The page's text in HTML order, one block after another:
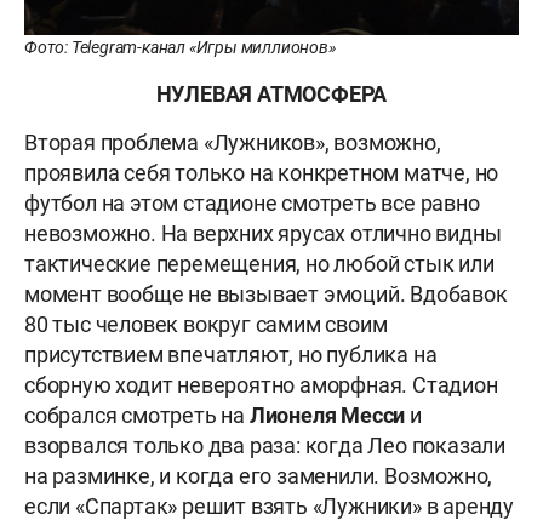
Фото: Telegram-канал «Игры миллионов»
НУЛЕВАЯ АТМОСФЕРА
Вторая проблема «Лужников», возможно,
проявила себя только на конкретном матче, но
футбол на этом стадионе смотреть все равно
невозможно. На верхних ярусах отлично видны
тактические перемещения, но любой стык или
момент вообще не вызывает эмоций. Вдобавок
80 тыс человек вокруг самим своим
присутствием впечатляют, но публика на
сборную ходит невероятно аморфная. Стадион
собрался смотреть на Лионеля Месси и
взорвался только два раза: когда Лео показали
на разминке, и когда его заменили. Возможно,
если «Спартак» решит взять «Лужники» в аренду